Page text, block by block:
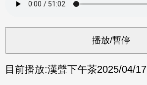
目前播放:漢聲下午茶2025/04/17